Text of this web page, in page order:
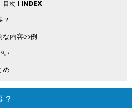
？
な内容の例
い
め
？